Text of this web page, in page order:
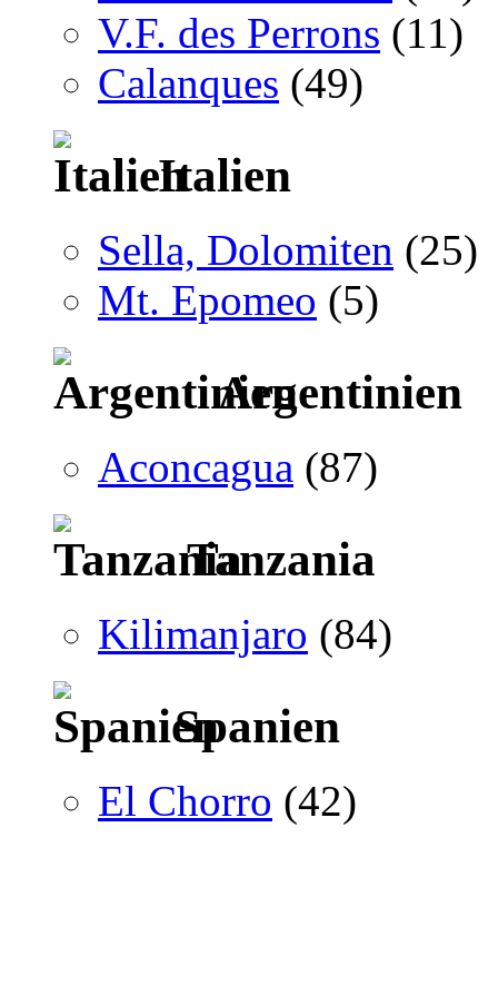
V.F. des Perrons (11)
Calanques (49)
Italien
Sella, Dolomiten (25)
Mt. Epomeo (5)
Argentinien
Aconcagua (87)
Tanzania
Kilimanjaro (84)
Spanien
El Chorro (42)